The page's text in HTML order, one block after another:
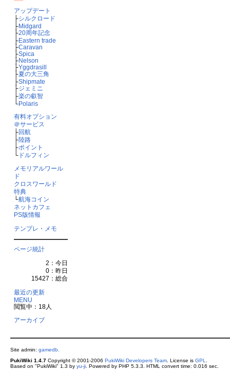
アップデート
├シルクロード
├Midgard
├20周年記念
├Eastern trade
├Caravan
├Spica
├Nelson
├Yggdrasill
├夏の大三角
├Shipmate
├ジェミニ
├楽の叡智
└Polaris
有料オプション
＠サービス
├回航
├陸路
├ポイント
└ドルフィン
メモリアルワール
ド
クロスワールド
特典
└航海コイン
ネットカフェ
PS版情報
テンプレ・メモ
ページ統計
2：今日
0：昨日
15427：総合
最近の更新
MENU
閲覧中：18人
アーカイブ
Site admin: gamedb.
PukiWiki 1.4.7Copyright © 2001-2006 PukiWiki Developers Team. License is GPL
Based on "PukiWiki" 1.3 by yu-ji. Powered by PHP 5.3.3. HTML convert time: 0.016 sec.